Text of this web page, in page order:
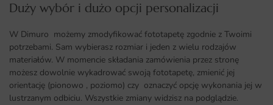
Duży wybór i dużo opcji personalizacji ​
W Dimuro możemy zmodyfikować fototapetę zgodnie z Twoimi
potrzebami. Sam wybierasz rozmiar i jeden z wielu rodzajów
materiałów. W momencie składania zamówienia przez stronę
możesz dowolnie wykadrować swoją fototapetę, zmienić jej
orientację (pionowo , poziomo) czy oznaczyć opcję wykonania jej w
lustrzanym odbiciu. Wszystkie zmiany widzisz na podglądzie.